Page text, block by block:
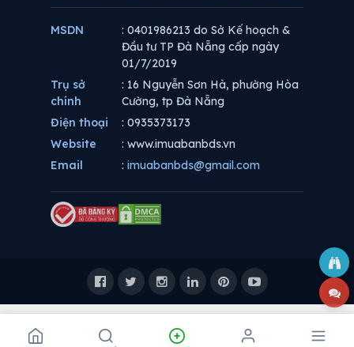
MSDN
: 0401986213 do Sở Kế hoạch &
Đầu tư TP Đà Nẵng cấp ngày
01/7/2019
Trụ sở
chính
: 16 Nguyễn Sơn Hà, phường Hòa
Cường, tp Đà Nẵng
Điện thoại
: 0935373173
Website
: www.imuabanbds.vn
Email
: imuabanbds@gmail.com